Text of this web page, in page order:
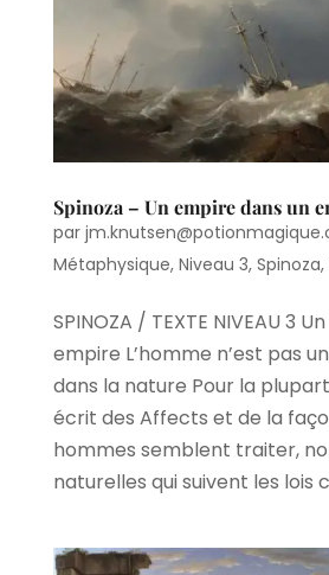
Spinoza – Un empire dans un
par
Métaphysique, Niveau 3, Spinoza,
SPINOZA / TEXTE NIVEAU 3
empire L’homme n’est pas
dans la nature Pour la
écrit des Affects et de la
hommes semblent traiter,
naturelles qui suivent les lois